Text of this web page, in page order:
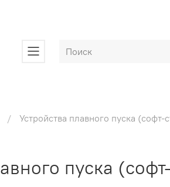
Устройства плавного пуска (софт-
пуска